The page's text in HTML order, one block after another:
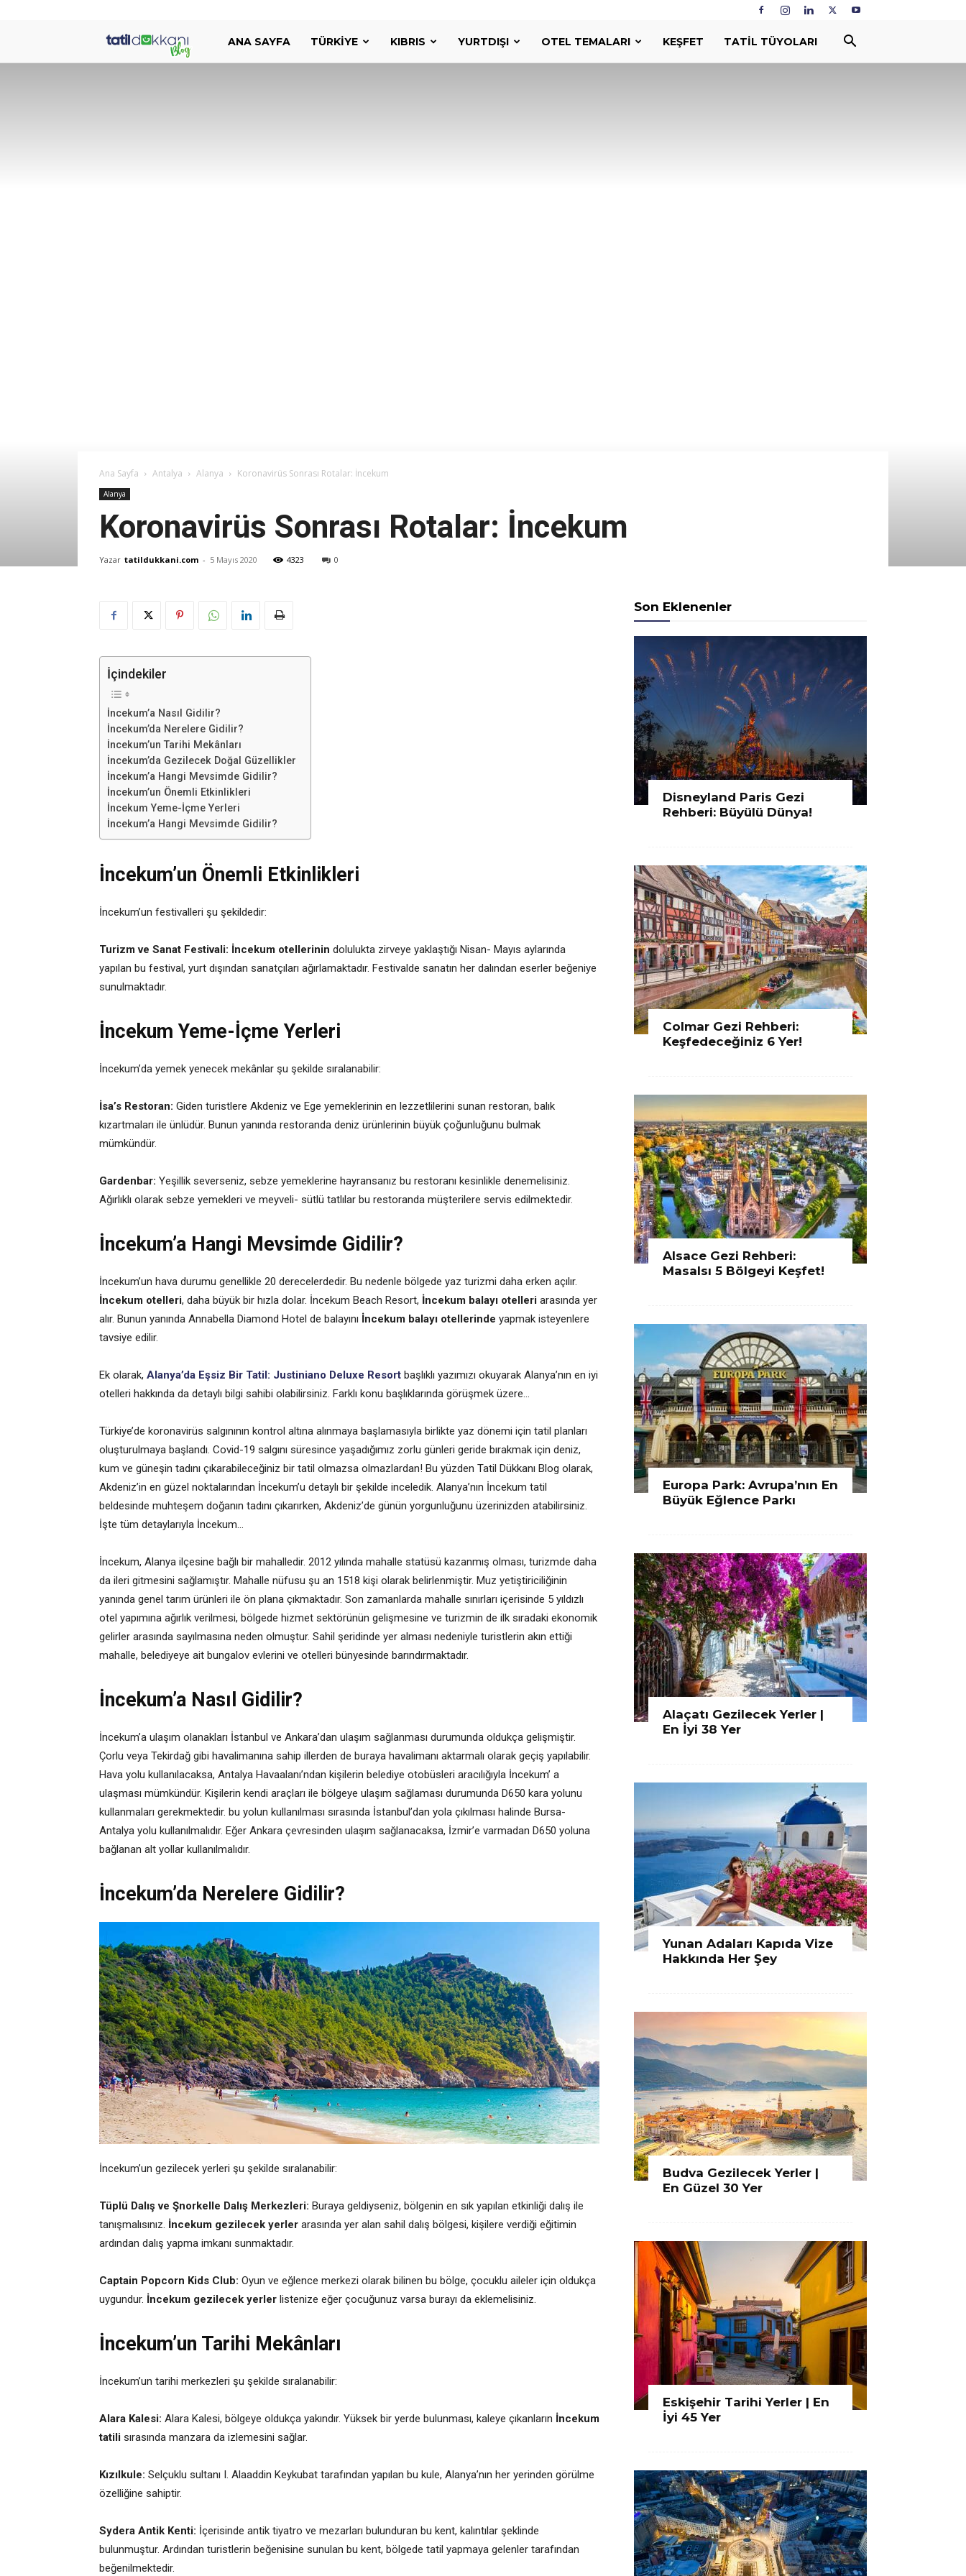
Tatil
ANA SAYFA TÜRKIYE KIBRIS YURTDIŞI OTEL TEMALARI KEŞFET TATIL TÜYOLARI
Ana Sayfa Antalya Alanya Koronavirüs Sonrası Rotalar: İncekum
Alanya
Koronavirüs Sonrası Rotalar: İncekum
Yazar tatildukkani.com - 5 Mayıs 2020 4323 0
İçindekiler
İncekum’a Nasıl Gidilir?
İncekum’da Nerelere Gidilir?
İncekum’un Tarihi Mekânları
İncekum’da Gezilecek Doğal Güzellikler
İncekum’a Hangi Mevsimde Gidilir?
İncekum’un Önemli Etkinlikleri
İncekum Yeme-İçme Yerleri
İncekum’a Hangi Mevsimde Gidilir?
İncekum’un Önemli Etkinlikleri
İncekum’un festivalleri şu şekildedir:
Turizm ve Sanat Festivali: İncekum otellerinin dolulukta zirveye yaklaştığı Nisan- Mayıs aylarında
yapılan bu festival, yurt dışından sanatçıları ağırlamaktadır. Festivalde sanatın her dalından eserler beğeniye
sunulmaktadır.
İncekum Yeme-İçme Yerleri
İncekum’da yemek yenecek mekânlar şu şekilde sıralanabilir:
İsa’s Restoran: Giden turistlere Akdeniz ve Ege yemeklerinin en lezzetlilerini sunan restoran, balık
kızartmaları ile ünlüdür. Bunun yanında restoranda deniz ürünlerinin büyük çoğunluğunu bulmak
mümkündür.
Gardenbar: Yeşillik severseniz, sebze yemeklerine hayransanız bu restoranı kesinlikle denemelisiniz.
Ağırlıklı olarak sebze yemekleri ve meyveli- sütlü tatlılar bu restoranda müşterilere servis edilmektedir.
İncekum’a Hangi Mevsimde Gidilir?
İncekum’un hava durumu genellikle 20 derecelerdedir. Bu nedenle bölgede yaz turizmi daha erken açılır.
İncekum otelleri, daha büyük bir hızla dolar. İncekum Beach Resort, İncekum balayı otelleri arasında yer
alır. Bunun yanında Annabella Diamond Hotel de balayını İncekum balayı otellerinde yapmak isteyenlere
tavsiye edilir.
Ek olarak, Alanya’da Eşsiz Bir Tatil: Justiniano Deluxe Resort başlıklı yazımızı okuyarak Alanya’nın en iyi
otelleri hakkında da detaylı bilgi sahibi olabilirsiniz. Farklı konu başlıklarında görüşmek üzere…
Türkiye’de koronavirüs salgınının kontrol altına alınmaya başlamasıyla birlikte yaz dönemi için tatil planları
oluşturulmaya başlandı. Covid-19 salgını süresince yaşadığımız zorlu günleri geride bırakmak için deniz,
kum ve güneşin tadını çıkarabileceğiniz bir tatil olmazsa olmazlardan! Bu yüzden Tatil Dükkanı Blog olarak,
Akdeniz’in en güzel noktalarından İncekum’u detaylı bir şekilde inceledik. Alanya’nın İncekum tatil
beldesinde muhteşem doğanın tadını çıkarırken, Akdeniz’de günün yorgunluğunu üzerinizden atabilirsiniz.
İşte tüm detaylarıyla İncekum…
İncekum, Alanya ilçesine bağlı bir mahalledir. 2012 yılında mahalle statüsü kazanmış olması, turizmde daha
da ileri gitmesini sağlamıştır. Mahalle nüfusu şu an 1518 kişi olarak belirlenmiştir. Muz yetiştiriciliğinin
yanında genel tarım ürünleri ile ön plana çıkmaktadır. Son zamanlarda mahalle sınırları içerisinde 5 yıldızlı
otel yapımına ağırlık verilmesi, bölgede hizmet sektörünün gelişmesine ve turizmin de ilk sıradaki ekonomik
gelirler arasında sayılmasına neden olmuştur. Sahil şeridinde yer alması nedeniyle turistlerin akın ettiği
mahalle, belediyeye ait bungalov evlerini ve otelleri bünyesinde barındırmaktadır.
İncekum’a Nasıl Gidilir?
İncekum’a ulaşım olanakları İstanbul ve Ankara’dan ulaşım sağlanması durumunda oldukça gelişmiştir.
Çorlu veya Tekirdağ gibi havalimanına sahip illerden de buraya havalimanı aktarmalı olarak geçiş yapılabilir.
Hava yolu kullanılacaksa, Antalya Havaalanı’ndan kişilerin belediye otobüsleri aracılığıyla İncekum’ a
ulaşması mümkündür. Kişilerin kendi araçları ile bölgeye ulaşım sağlaması durumunda D650 kara yolunu
kullanmaları gerekmektedir. bu yolun kullanılması sırasında İstanbul’dan yola çıkılması halinde Bursa-
Antalya yolu kullanılmalıdır. Eğer Ankara çevresinden ulaşım sağlanacaksa, İzmir’e varmadan D650 yoluna
bağlanan alt yollar kullanılmalıdır.
İncekum’da Nerelere Gidilir?
İncekum’un gezilecek yerleri şu şekilde sıralanabilir:
Tüplü Dalış ve Şnorkelle Dalış Merkezleri: Buraya geldiyseniz, bölgenin en sık yapılan etkinliği dalış ile
tanışmalısınız. İncekum gezilecek yerler arasında yer alan sahil dalış bölgesi, kişilere verdiği eğitimin
ardından dalış yapma imkanı sunmaktadır.
Captain Popcorn Kids Club: Oyun ve eğlence merkezi olarak bilinen bu bölge, çocuklu aileler için oldukça
uygundur. İncekum gezilecek yerler listenize eğer çocuğunuz varsa burayı da eklemelisiniz.
İncekum’un Tarihi Mekânları
İncekum’un tarihi merkezleri şu şekilde sıralanabilir:
Alara Kalesi: Alara Kalesi, bölgeye oldukça yakındır. Yüksek bir yerde bulunması, kaleye çıkanların İncekum
tatili sırasında manzara da izlemesini sağlar.
Kızılkule: Selçuklu sultanı I. Alaaddin Keykubat tarafından yapılan bu kule, Alanya’nın her yerinden görülme
özelliğine sahiptir.
Sydera Antik Kenti: İçerisinde antik tiyatro ve mezarları bulunduran bu kent, kalıntılar şeklinde
bulunmuştur. Ardından turistlerin beğenisine sunulan bu kent, bölgede tatil yapmaya gelenler tarafından
beğenilmektedir.
Son Eklenenler
Disneyland Paris Gezi
Rehberi: Büyülü Dünya!
Colmar Gezi Rehberi:
Keşfedeceğiniz 6 Yer!
Alsace Gezi Rehberi:
Masalsı 5 Bölgeyi Keşfet!
Europa Park: Avrupa’nın En
Büyük Eğlence Parkı
Alaçatı Gezilecek Yerler |
En İyi 38 Yer
Yunan Adaları Kapıda Vize
Hakkında Her Şey
Budva Gezilecek Yerler |
En Güzel 30 Yer
Eskişehir Tarihi Yerler | En
İyi 45 Yer